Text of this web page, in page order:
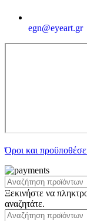
egn@eyeart.gr
Όροι και
Ξεκινήστε να
αναζητάτε.